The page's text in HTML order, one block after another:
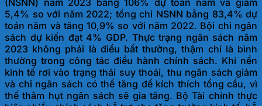
5,4% so với năm 2022; tổng chi NSNN bằng 83,4% dự
toán năm và tăng 10,9% so với năm 2022. Bội chi ngân
sách dự kiến đạt 4% GDP. Thực trạng ngân sách năm
2023 không phải là điều bất thường, thậm chí là bình
thường trong công tác điều hành chính sách. Khi nền
kinh tế rơi vào trạng thái suy thoái, thu ngân sách giảm
và chi ngân sách có thể tăng để kích thích tổng cầu, vì
thế thâm hụt ngân sách sẽ gia tăng. Bộ Tài chính thực